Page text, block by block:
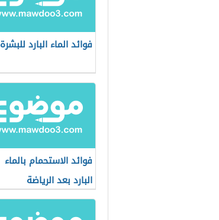
فوائد الماء البارد للبشرة
فوائد الاستحمام بالماء
البارد بعد الرياضة